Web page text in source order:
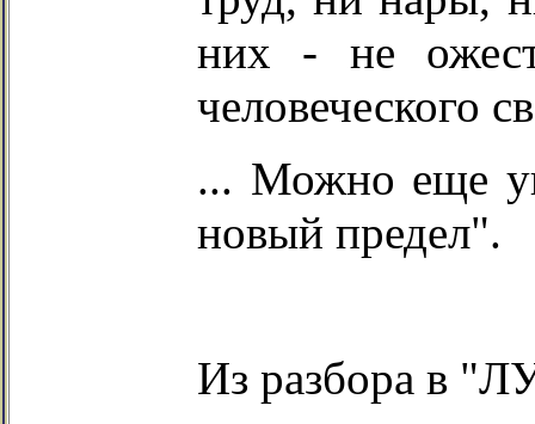
них - не
человеческого
... Можно еще
новый предел".
Из разбора в